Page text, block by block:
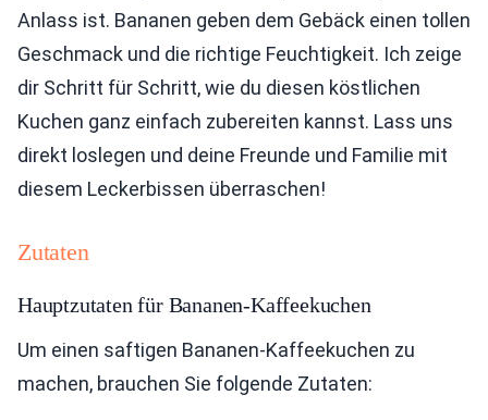
Anlass ist. Bananen geben dem Gebäck einen tollen
Geschmack und die richtige Feuchtigkeit. Ich zeige
dir Schritt für Schritt, wie du diesen köstlichen
Kuchen ganz einfach zubereiten kannst. Lass uns
direkt loslegen und deine Freunde und Familie mit
diesem Leckerbissen überraschen!
Zutaten
Hauptzutaten für Bananen-Kaffeekuchen
Um einen saftigen Bananen-Kaffeekuchen zu
machen, brauchen Sie folgende Zutaten: